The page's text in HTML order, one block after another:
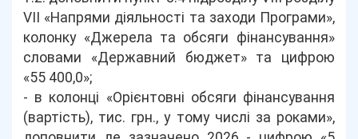
VII «Напрями діяльності та заходи Програми»,
колонку «Джерела та обсяги фінансування»
словами «Державний бюджет» та цифрою
«55 400,0»;
- в колонці «Орієнтовні обсяги фінансування
(вартість), тис. грн., у тому числі за роками»,